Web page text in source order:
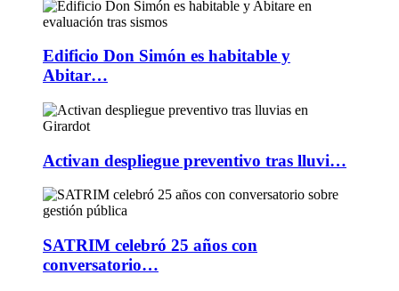
Edificio Don Simón es habitable y
Abitar…
Activan despliegue preventivo tras lluvi…
SATRIM celebró 25 años con
conversatorio…